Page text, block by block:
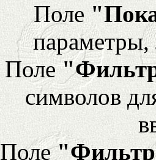
Поле
параметры,
Поле
символов
Поле